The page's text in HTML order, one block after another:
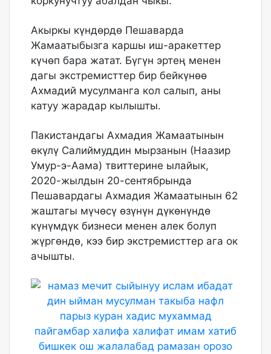
Акыркы күндөрдө Пешаварда
Жамаатыбызга каршы иш-аракеттер
күчөп бара жатат. Бүгүн эртең менен
дагы экстремисттер бир бейкүнөө
Ахмадий мусулманга кол салып, аны
катуу жарадар кылышты.
Пакистандагы Ахмадия Жамаатынын
өкүлү Салиймуддин мырзанын (Наазир
Умур-э-Аама) твиттерине ылайык,
2020-жылдын 20-сентябрында
Пешавардагы Ахмадия Жамаатынын 62
жаштагы мүчөсү өзүнүн дүкөнүндө
күнүмдүк бизнеси менен алек болуп
жүргөндө, кээ бир экстремисттер ага ок
ачышты.